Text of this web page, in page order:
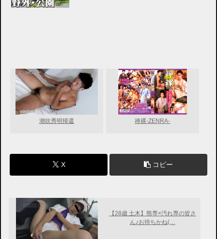
潮吹秀明帰還 禅裸-ZENRA-
X コピー
【28歳 土木】熊専×汚れ専の皆さ
ん♪お待ちかね(…